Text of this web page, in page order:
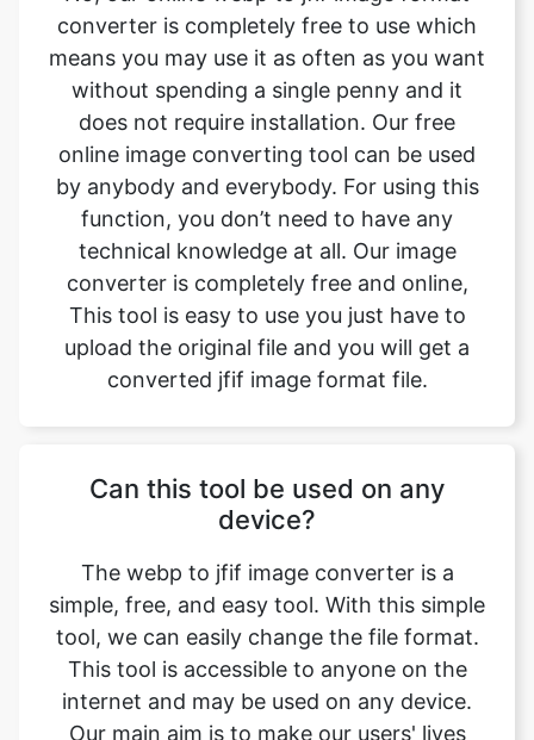
does not require installation. Our free
online image converting tool can be used
by anybody and everybody. For using this
function, you don’t need to have any
technical knowledge at all. Our image
converter is completely free and online,
This tool is easy to use you just have to
upload the original file and you will get a
converted jfif image format file.
Can this tool be used on any
simple, free, and easy tool. With this simple
tool, we can easily change the file format.
This tool is accessible to anyone on the
internet and may be used on any device.
Our main aim is to make our users' lives
easier. Converting image from webp to jfif
format has no effect on its quality. The
quality of the file will be similar to the